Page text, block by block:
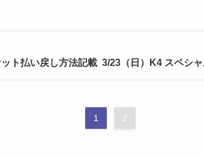
ット払い戻し方法記載 3/23（日）K4 スペシ
1 2